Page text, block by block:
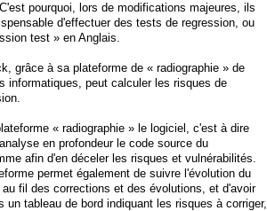
pourquoi, lors de modifications majeures, ils
d'effectuer des tests de regression, ou
test » en Anglais.
grâce à sa plateforme de « radiographie » de
informatiques, peut calculer les risques de
« radiographie » le logiciel, c'est à dire
en profondeur le code source du
afin d'en déceler les risques et vulnérabilités.
permet également de suivre l'évolution du
au fil des corrections et des évolutions, et d'avoir
un tableau de bord indiquant les risques à corriger,